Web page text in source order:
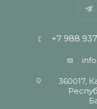
+7 988
360017,